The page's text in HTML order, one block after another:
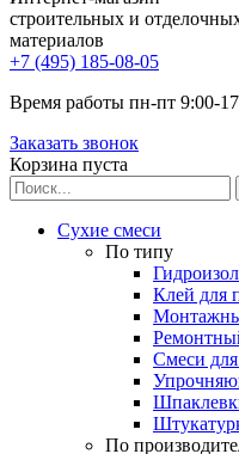
строительных и
материалов
+7 (495) 185-08-05
Время работы пн-пт 9:00-
Заказать звонок
Корзина пуста
Сухие смеси
По типу
Клей для
Смеси для
По